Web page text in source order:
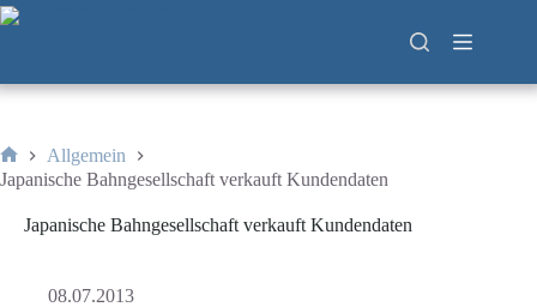
Zum
Inhalt
Start
Allgemein
Japanische Bahngesellschaft verkauft Kundendaten
Japanische Bahngesellschaft verkauft Kundendaten
08.07.2013